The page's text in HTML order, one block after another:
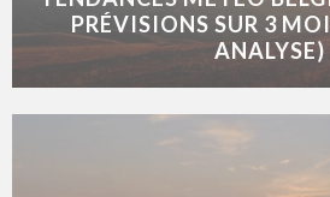
PRÉVISIONS SUR 3
ANALYSE)